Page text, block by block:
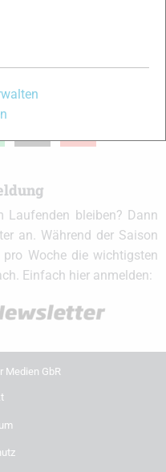
bleiben? Dann
an. Während der Saison
Woche die wichtigsten
Einfach hier anmelden:
Medien GbR